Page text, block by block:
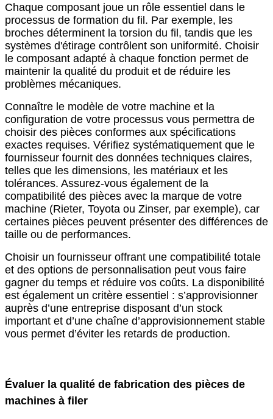
Chaque composant joue un rôle essentiel dans le
processus de formation du fil. Par exemple, les
broches déterminent la torsion du fil, tandis que les
systèmes d'étirage contrôlent son uniformité. Choisir
le composant adapté à chaque fonction permet de
maintenir la qualité du produit et de réduire les
problèmes mécaniques.
Connaître le modèle de votre machine et la
configuration de votre processus vous permettra de
choisir des pièces conformes aux spécifications
exactes requises. Vérifiez systématiquement que le
fournisseur fournit des données techniques claires,
telles que les dimensions, les matériaux et les
tolérances. Assurez-vous également de la
compatibilité des pièces avec la marque de votre
machine (Rieter, Toyota ou Zinser, par exemple), car
certaines pièces peuvent présenter des différences de
taille ou de performances.
Choisir un fournisseur offrant une compatibilité totale
et des options de personnalisation peut vous faire
gagner du temps et réduire vos coûts. La disponibilité
est également un critère essentiel : s’approvisionner
auprès d’une entreprise disposant d’un stock
important et d’une chaîne d’approvisionnement stable
vous permet d’éviter les retards de production.
Évaluer la qualité de fabrication des pièces de
machines à filer